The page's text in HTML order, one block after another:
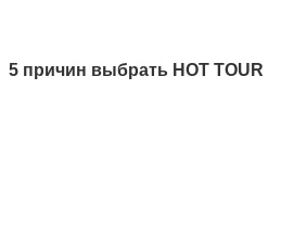
5 причин выбрать HOT TOUR